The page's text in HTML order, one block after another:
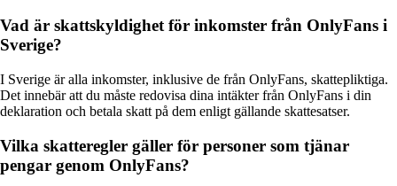
Vad är skattskyldighet för inkomster från OnlyFans i
Sverige?
I Sverige är alla inkomster, inklusive de från OnlyFans, skattepliktiga.
Det innebär att du måste redovisa dina intäkter från OnlyFans i din
deklaration och betala skatt på dem enligt gällande skattesatser.
Vilka skatteregler gäller för personer som tjänar
pengar genom OnlyFans?